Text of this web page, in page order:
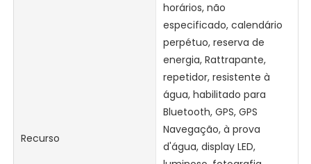
Recurso
horários, não
especificado, calendário
perpétuo, reserva de
energia, Rattrapante,
repetidor, resistente à
água, habilitado para
Bluetooth, GPS, GPS
Navegação, à prova
d'água, display LED,